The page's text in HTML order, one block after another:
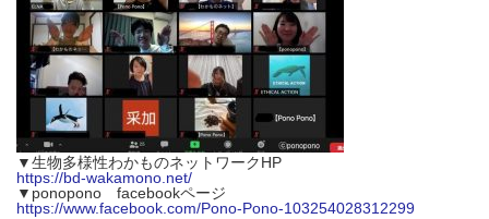
▼生物多様性わかものネットワークHP
https://bd-wakamono.net/
▼ponopono facebookページ
https://www.facebook.com/Pono-Pono-103254028312299